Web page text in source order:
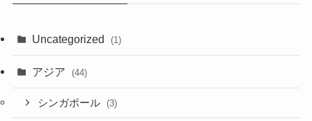
Uncategorized (1)
アジア (44)
シンガポール (3)